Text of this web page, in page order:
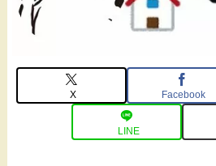
X Facebook
LINE